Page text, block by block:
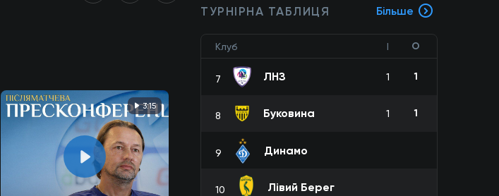
3:15
ТУРНІРНА ТАБЛИЦЯ Більше
Клуб І О
7 ЛНЗ 1 1
8 Буковина 1 1
9 Динамо
10 Лівий Берег